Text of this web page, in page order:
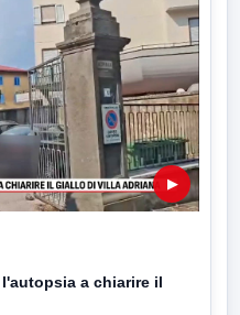
▶
a chiarire il